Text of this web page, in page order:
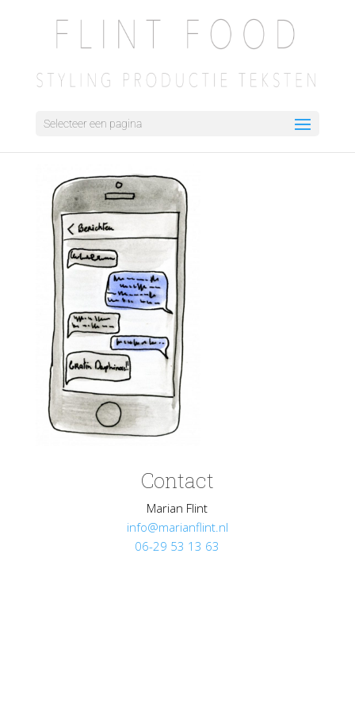
Selecteer een pagina
Contact
Marian Flint
info@marianflint.nl
06-29 53 13 63